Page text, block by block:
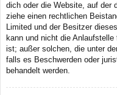
dich oder die Website, auf der
ziehe einen rechtlichen
Limited und der Besitzer
kann und nicht die
ist; außer solchen, die unter
falls es Beschwerden oder
behandelt werden.